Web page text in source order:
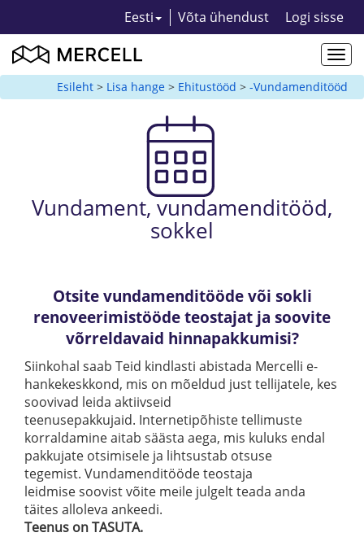
Eesti Võta ühendust Logi sisse
Esileht > Lisa hange > Ehitustööd > -Vundamenditööd
Vundament, vundamenditööd,
sokkel
Otsite vundamenditööde või sokli
renoveerimistööde teostajat ja soovite
võrreldavaid hinnapakkumisi?
Siinkohal saab Teid kindlasti abistada Mercelli e-
hankekeskkond, mis on mõeldud just tellijatele, kes
soovivad leida aktiivseid
teenusepakkujaid. Internetipõhiste tellimuste
korraldamine aitab säästa aega, mis kuluks endal
pakkujate otsimisele ja lihtsustab otsuse
tegemist. Vundamenditööde teostaja
leidmise soovist võite meile julgelt teada anda
täites alloleva ankeedi.
Teenus on TASUTA.